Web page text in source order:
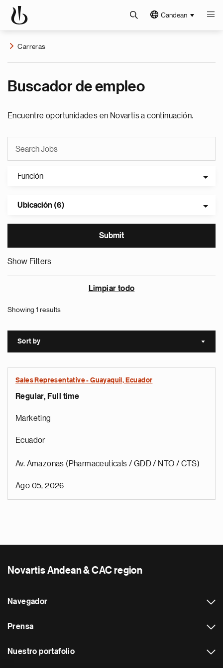
Candean
Carreras
Buscador de empleo
Encuentre oportunidades en Novartis a continuación.
Función
Ubicación (6)
Show Filters
Limpiar todo
Showing 1 results
Sort by Sort
Sales Representative - Guayaquil, Ecuador
Regular, Full time
Marketing
Ecuador
Av. Amazonas (Pharmaceuticals / GDD / NTO / CTS)
Ago 05, 2026
Novartis Andean & CAC region
Navegador
Prensa
Nuestro portafolio